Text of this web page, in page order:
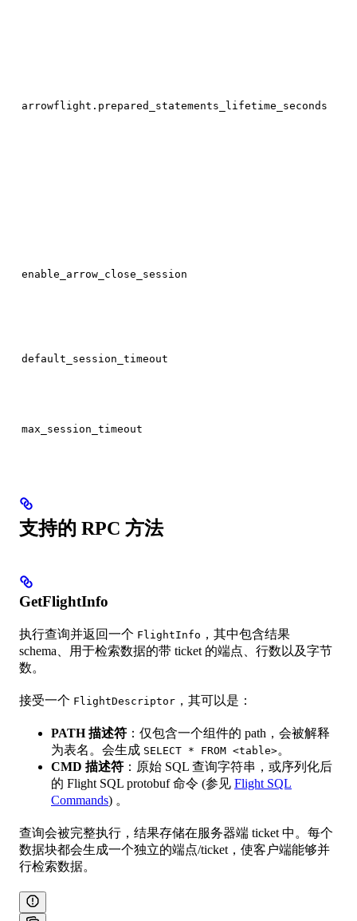
arrowflight.prepared_statements_lifetime_seconds
enable_arrow_close_session
default_session_timeout
max_session_timeout
支持的 RPC 方法
GetFlightInfo
执行查询并返回一个 FlightInfo ，其中包含结果
schema、用于检索数据的带 ticket 的端点、行数以及字节
数。
接受一个 FlightDescriptor ，其可以是：
PATH 描述符 ：仅包含一个组件的 path，会被解释
为表名。会生成 SELECT * FROM <table>。
CMD 描述符 ：原始 SQL 查询字符串，或序列化后
的 Flight SQL protobuf 命令 (参见 Flight SQL
Commands) 。
查询会被完整执行，结果存储在服务器端 ticket 中。每个
数据块都会生成一个独立的端点/ticket，使客户端能够并
行检索数据。